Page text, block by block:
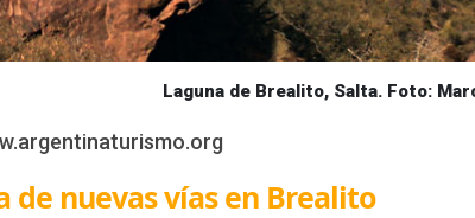
Laguna de Brealito, Salta. Foto:
de nuevas vías en Brealito